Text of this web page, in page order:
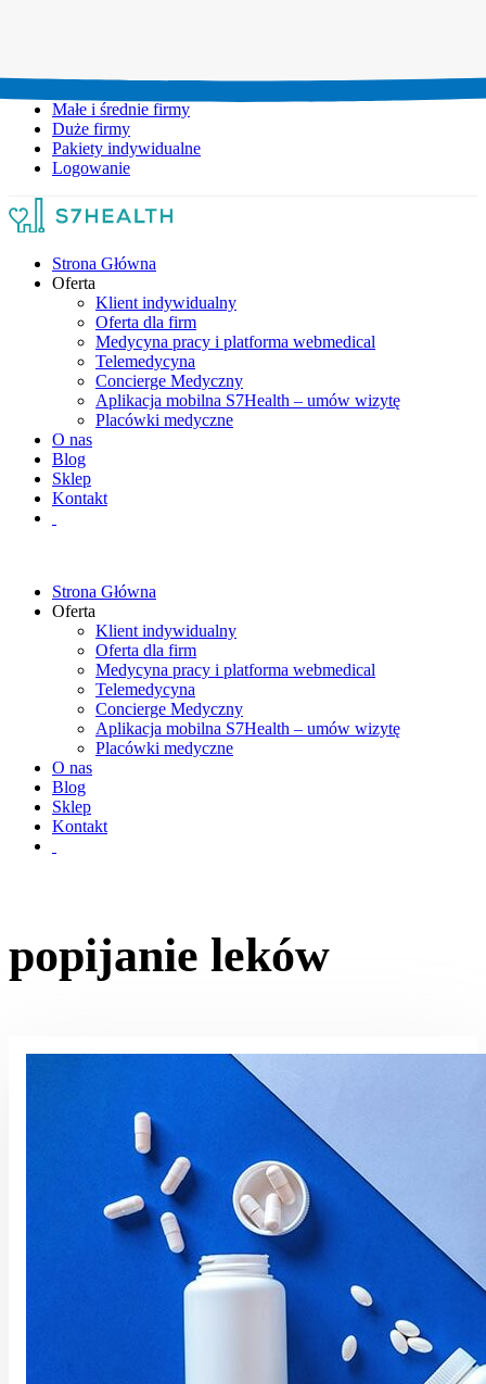
Małe i średnie firmy
Duże firmy
Pakiety indywidualne
Logowanie
Strona Główna
Oferta
Klient indywidualny
Oferta dla firm
Medycyna pracy i platforma webmedical
Telemedycyna
Concierge Medyczny
Aplikacja mobilna S7Health – umów wizytę
Placówki medyczne
O nas
Blog
Sklep
Kontakt
Strona Główna
Oferta
Klient indywidualny
Oferta dla firm
Medycyna pracy i platforma webmedical
Telemedycyna
Concierge Medyczny
Aplikacja mobilna S7Health – umów wizytę
Placówki medyczne
O nas
Blog
Sklep
Kontakt
popijanie leków